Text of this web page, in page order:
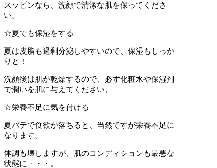
スッピンなら、洗顔で清潔な肌を保ってくださ
い。
☆夏でも保湿をする
夏は皮脂も過剰分泌しやすいので、保湿もしっか
りと！
洗顔後は肌が乾燥するので、必ず化粧水や保湿剤
で潤いを肌に与えてください。
☆栄養不足に気を付ける
夏バテで食欲が落ちると、当然ですが栄養不足に
なります。
体調も壊しますが、肌のコンディションも最悪な
状態に・・・。